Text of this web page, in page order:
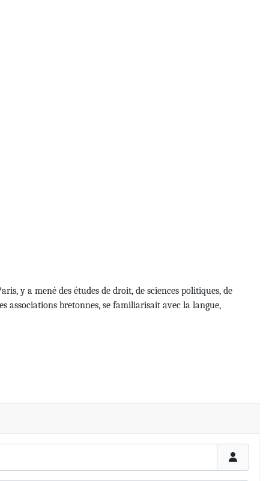
y a mené des études de droit, de sciences politiques, de
associations bretonnes, se familiarisait avec la langue,